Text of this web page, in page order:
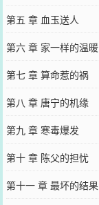
第五 章 血玉送人
第六 章 家一样的温暖
第七 章 算命惹的祸
第八 章 唐宁的机缘
第九 章 寒毒爆发
第十 章 陈父的担忧
第十一 章 最坏的结果